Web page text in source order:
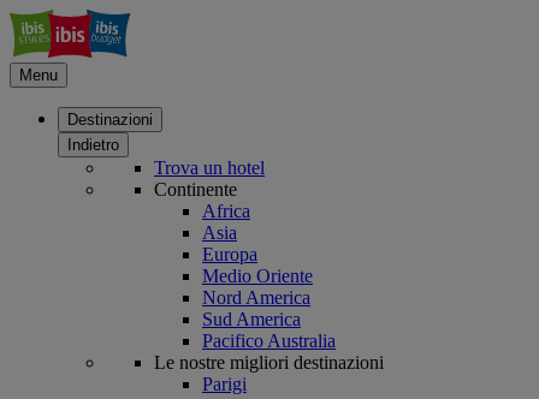
Menu
Destinazioni
Indietro
Trova un hotel
Continente
Africa
Asia
Europa
Medio Oriente
Nord America
Sud America
Pacifico Australia
Le nostre migliori destinazioni
Parigi